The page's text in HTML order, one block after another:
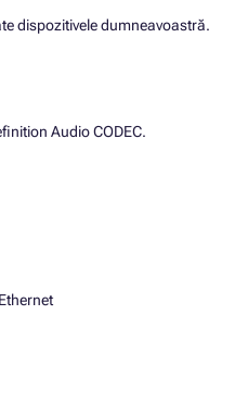
dispozitivele dumneavoastră.
Audio CODEC.